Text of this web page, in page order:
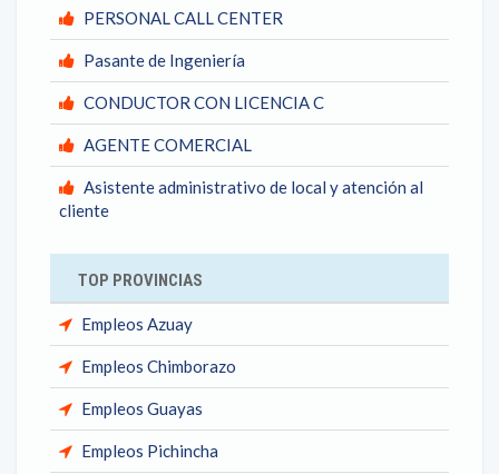
PERSONAL CALL CENTER
Pasante de Ingeniería
CONDUCTOR CON LICENCIA C
AGENTE COMERCIAL
Asistente administrativo de local y atención al
cliente
TOP PROVINCIAS
Empleos Azuay
Empleos Chimborazo
Empleos Guayas
Empleos Pichincha